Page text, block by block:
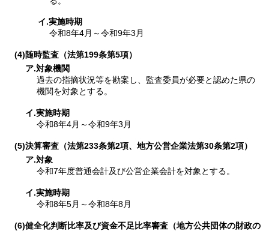
イ.実施時期
令和8年4月～令和9年3月
(4)随時監査（法第199条第5項）
ア.対象機関
過去の指摘状況等を勘案し、監査委員が必要と認めた県の
機関を対象とする。
イ.実施時期
令和8年4月～令和9年3月
(5)決算審査（法第233条第2項、地方公営企業法第30条第2項）
ア.対象
令和7年度普通会計及び公営企業会計を対象とする。
イ.実施時期
令和8年5月～令和8年8月
(6)健全化判断比率及び資金不足比率審査（地方公共団体の財政の